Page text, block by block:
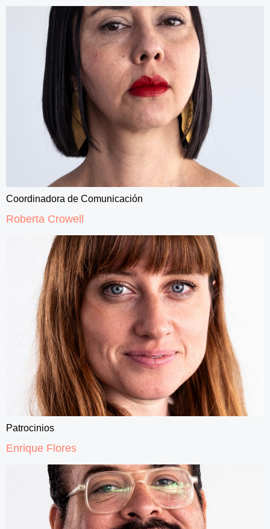
Coordinadora de Comunicación
Roberta Crowell
Patrocinios
Enrique Flores